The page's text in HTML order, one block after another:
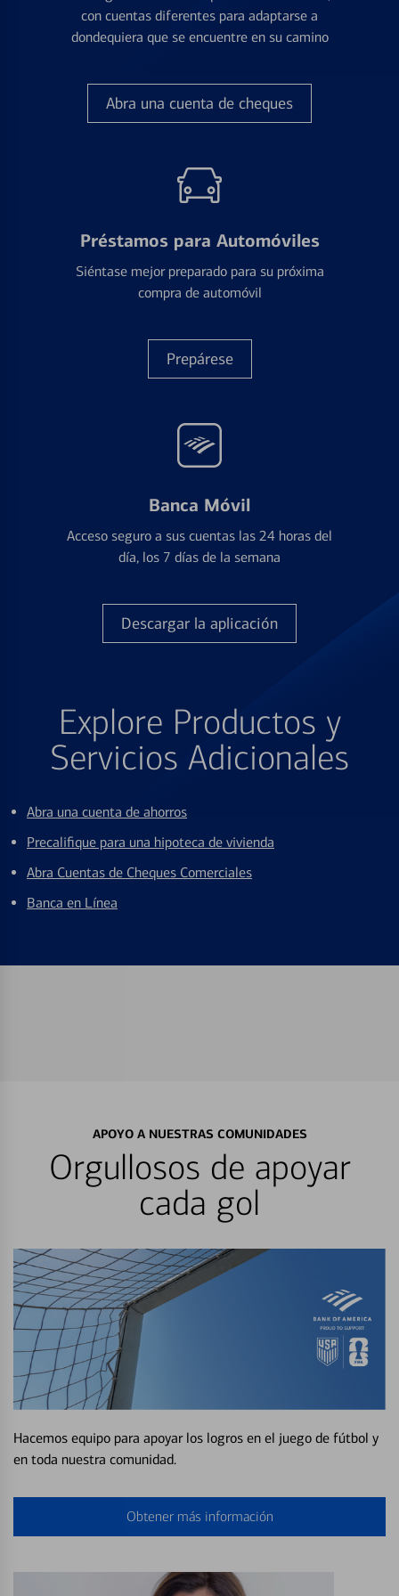
con cuentas diferentes para adaptarse a
dondequiera que se encuentre en su camino
Abra una cuenta de cheques
Préstamos para Automóviles
Siéntase mejor preparado para su próxima
compra de automóvil
Prepárese
Banca Móvil
Acceso seguro a sus cuentas las 24 horas del
día, los 7 días de la semana
Descargar la aplicación
Explore Productos y
Servicios Adicionales
Abra una cuenta de ahorros
Precalifique para una hipoteca de vivienda
Abra Cuentas de Cheques Comerciales
Banca en Línea
APOYO A NUESTRAS COMUNIDADES
Orgullosos de apoyar
cada gol
Hacemos equipo para apoyar los logros en el juego de fútbol y
en toda nuestra comunidad.
Obtener más información